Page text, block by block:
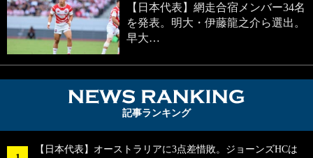
【日本代表】網走合宿メンバー34名
を発表。明大・伊藤龍之介ら選出。
早大…
記事ランキング
【日本代表】オーストラリアに3点差惜敗。ジョーンズHCは